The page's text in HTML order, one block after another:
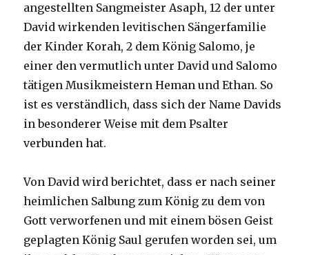
angestellten Sangmeister Asaph, 12 der unter
David wirkenden levitischen Sängerfamilie
der Kinder Korah, 2 dem König Salomo, je
einer den vermutlich unter David und Salomo
tätigen Musikmeistern Heman und Ethan. So
ist es verständlich, dass sich der Name Davids
in besonderer Weise mit dem Psalter
verbunden hat.
Von David wird berichtet, dass er nach seiner
heimlichen Salbung zum König zu dem von
Gott verworfenen und mit einem bösen Geist
geplagten König Saul gerufen worden sei, um